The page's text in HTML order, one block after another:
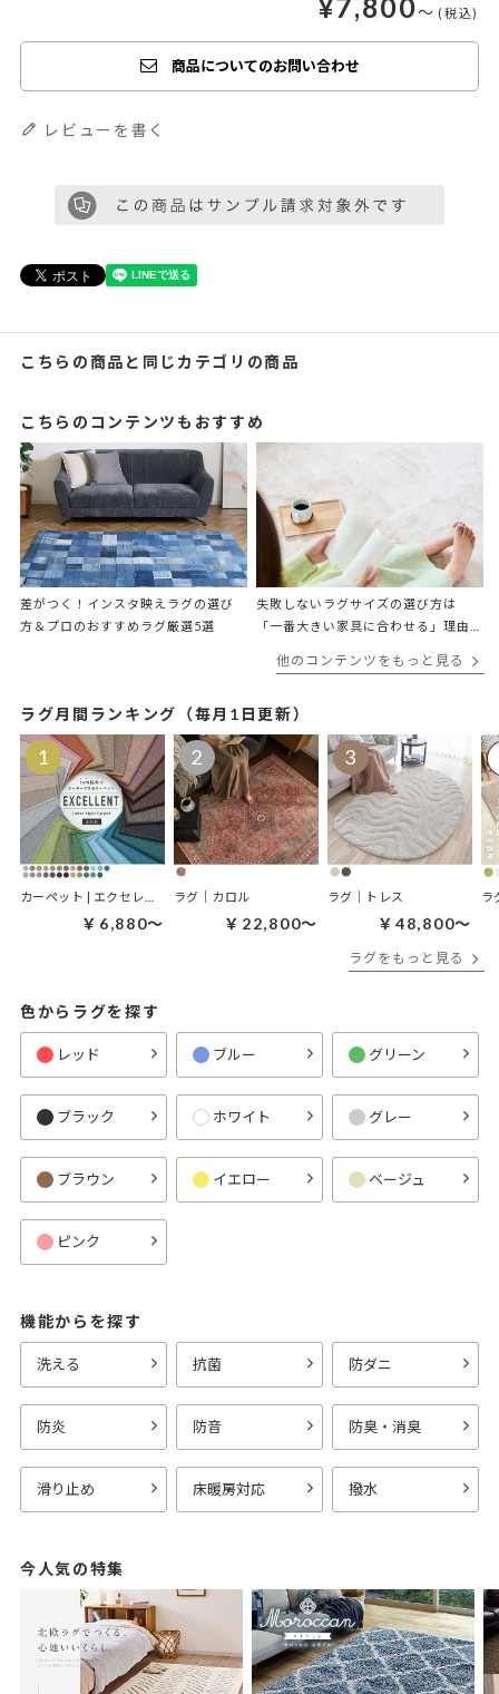
¥7,800〜
商品についてのお問い合わせ
レビューを書く
こちらの商品と同じカテゴリの商品
こちらのコンテンツもおすすめ
差がつく！インスタ映えラグの選び
方＆プロのおすすめラグ厳選5選
失敗しないラグサイズの選び方は
「一番大きい家具に合わせる」理由
他のコンテンツをもっと見る
ラグ月間ランキング（毎月1日更新）
￥6,880～
ラグ｜カロル
￥22,800～
ラグ｜トレス
￥48,800～
ラ
ラグをもっと見る
色からラグを探す
レッド ブルー グリーン
ブラック ホワイト グレー
ブラウン イエロー ベージュ
ピンク
機能からを探す
洗える 抗菌 防ダニ
防炎 防音 防臭・消臭
滑り止め 床暖房対応 撥水
今人気の特集